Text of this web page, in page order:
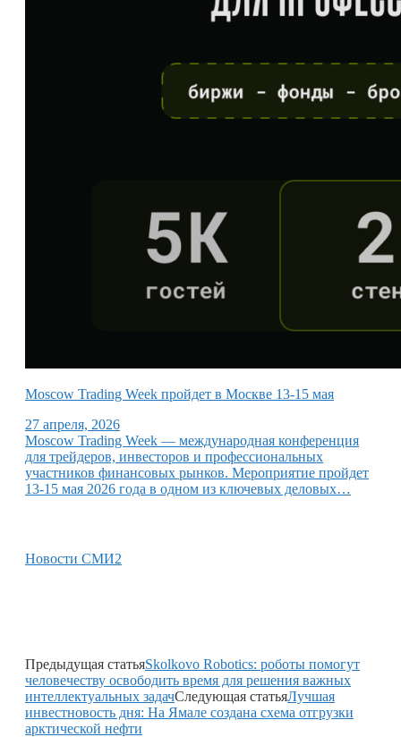
Moscow Trading Week пройдет в Москве 13-15 мая
27 апреля, 2026
Moscow Trading Week — международная конференция
для трейдеров, инвесторов и профессиональных
участников финансовых рынков. Мероприятие пройдет
13-15 мая 2026 года в одном из ключевых деловых…
Новости СМИ2
Предыдущая статьяSkolkovo Robotics: роботы помогут
человечеству освободить время для решения важных
интеллектуальных задачСледующая статьяЛучшая
инвестновость дня: На Ямале создана схема отгрузки
арктической нефти